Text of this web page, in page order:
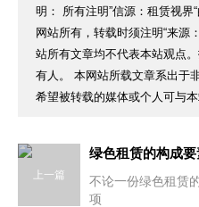
明： 所有注明”信源：租赁视
网站所有，转载时须注明“来源
站所有文章均不代表本站观点
有人。 本网站所载文章系出于
希望被转载的媒体或个人可与本
上一篇
绿色租赁的构成要
不论一份绿色租赁
项